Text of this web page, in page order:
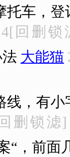
托车，
[ 回 删 锁
大能猫
线，有
回 删 锁 滤]
“，前面